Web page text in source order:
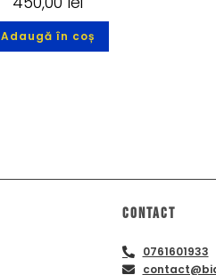
Adaugă în coș
Contact
0761601933